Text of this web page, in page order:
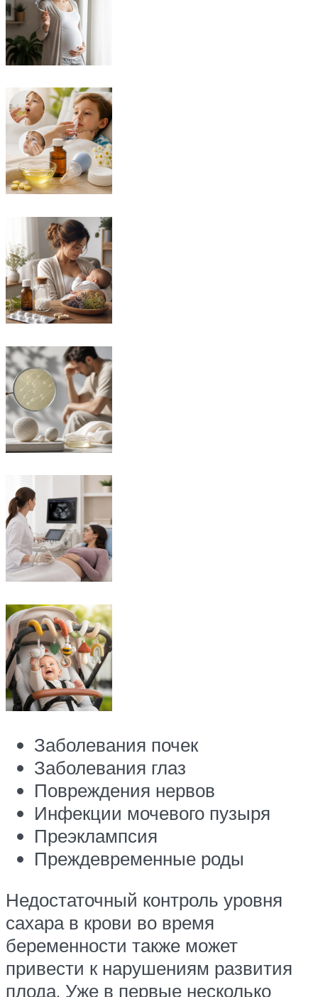
Заболевания почек
Заболевания глаз
Повреждения нервов
Инфекции мочевого пузыря
Преэклампсия
Преждевременные роды
Недостаточный контроль уровня
сахара в крови во время
беременности также может
привести к нарушениям развития
плода. Уже в первые несколько